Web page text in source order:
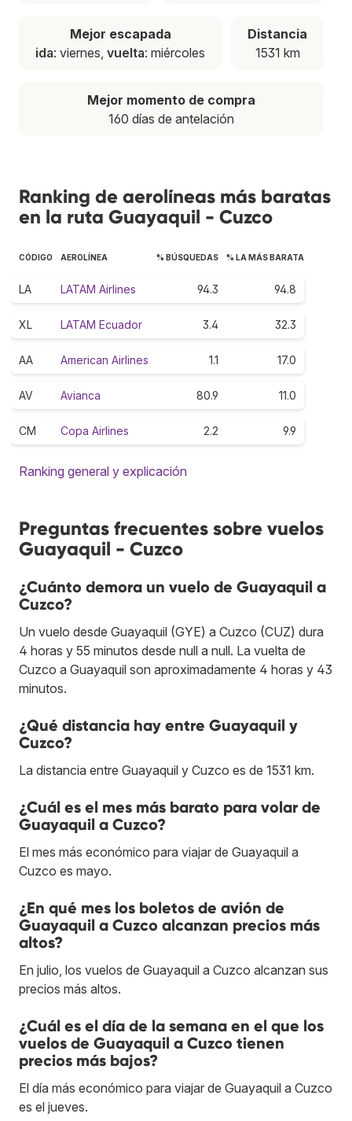
Mejor escapada
ida: viernes, vuelta: miércoles
Distancia
1531 km
Mejor momento de compra
160 días de antelación
Ranking de aerolíneas más baratas
en la ruta Guayaquil - Cuzco
CÓDIGO AEROLÍNEA % BÚSQUEDAS % LA MÁS BARATA
LA LATAM Airlines 94.3 94.8
XL LATAM Ecuador 3.4 32.3
AA American Airlines 1.1 17.0
AV Avianca 80.9 11.0
CM Copa Airlines 2.2 9.9
Ranking general y explicación
Preguntas frecuentes sobre vuelos
Guayaquil - Cuzco
¿Cuánto demora un vuelo de Guayaquil a
Cuzco?
Un vuelo desde Guayaquil (GYE) a Cuzco (CUZ) dura
4 horas y 55 minutos desde null a null. La vuelta de
Cuzco a Guayaquil son aproximadamente 4 horas y 43
minutos.
¿Qué distancia hay entre Guayaquil y
Cuzco?
La distancia entre Guayaquil y Cuzco es de 1531 km.
¿Cuál es el mes más barato para volar de
Guayaquil a Cuzco?
El mes más económico para viajar de Guayaquil a
Cuzco es mayo.
¿En qué mes los boletos de avión de
Guayaquil a Cuzco alcanzan precios más
altos?
En julio, los vuelos de Guayaquil a Cuzco alcanzan sus
precios más altos.
¿Cuál es el día de la semana en el que los
vuelos de Guayaquil a Cuzco tienen
precios más bajos?
El día más económico para viajar de Guayaquil a Cuzco
es el jueves.